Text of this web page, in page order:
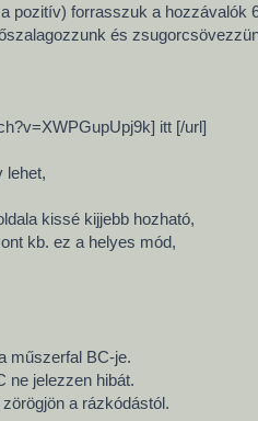
pozitív) forrasszuk a hozzávalók
és
itt [/url]
lehet,
kissé kijjebb hozható,
kb. ez a helyes mód,
műszerfal BC-je.
ne jelezzen hibát.
a rázkódástól.